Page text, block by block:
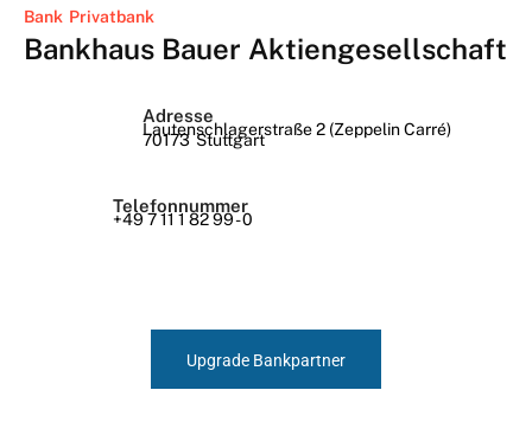
Bank Privatbank
Bankhaus Bauer Aktiengesellschaft
Adresse
Lautenschlagerstraße 2 (Zeppelin Carré)
70173 Stuttgart
Telefonnummer
+49 7 11 1 82 99 - 0
Upgrade Bankpartner